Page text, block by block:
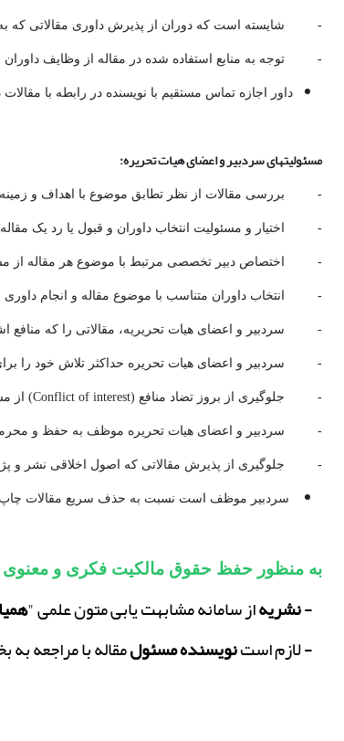
- شایسته است که دوران از پذیرش داوری مقالاتی که به
- توجه به منابع استفاده شده در مقاله از وظایف داوران
داور اجازه تماس مستقیم با نویسنده در رابطه با
مسئولیتهای سردبیر و اعضای هیات تحریره:
- بررسی مقالات از نظر تطابق موضوع با اهداف و
- اختیار و مسئولیت انتخاب داوران و قبول یا رد یک
- اختصاص دبیر تخصصی مرتبط با موضوع هر مقاله از
- انتخاب داوران متناسب با موضوع مقاله و انجام
- سردبیر و اعضای هیات تحریریه، مقالاتی را که
- سردبیر و اعضای هیات تحریره حداکثر تلاش خود را برای
- جلوگیری از بروز تضاد منافع (Conflict of interest) از مسئولیتهای سردبیر و اعضای هیات تحریریه است.
- سردبیر و اعضای هیات تحریره موظف به حفظ و محرمانه
- جلوگیری از پذیرش مقالاتی که اصول اخلاقی نشر و
سردبیر موظف است نسبت به حذف سریع مقالات چاپ
به منظور حفظ حقوق مالکیت فکری و معنوی
نشریهاز سامانه مشابهت یابی متون علمی "
نویسنده مسئولمقاله با مراجعه